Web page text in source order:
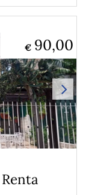
90,00
€